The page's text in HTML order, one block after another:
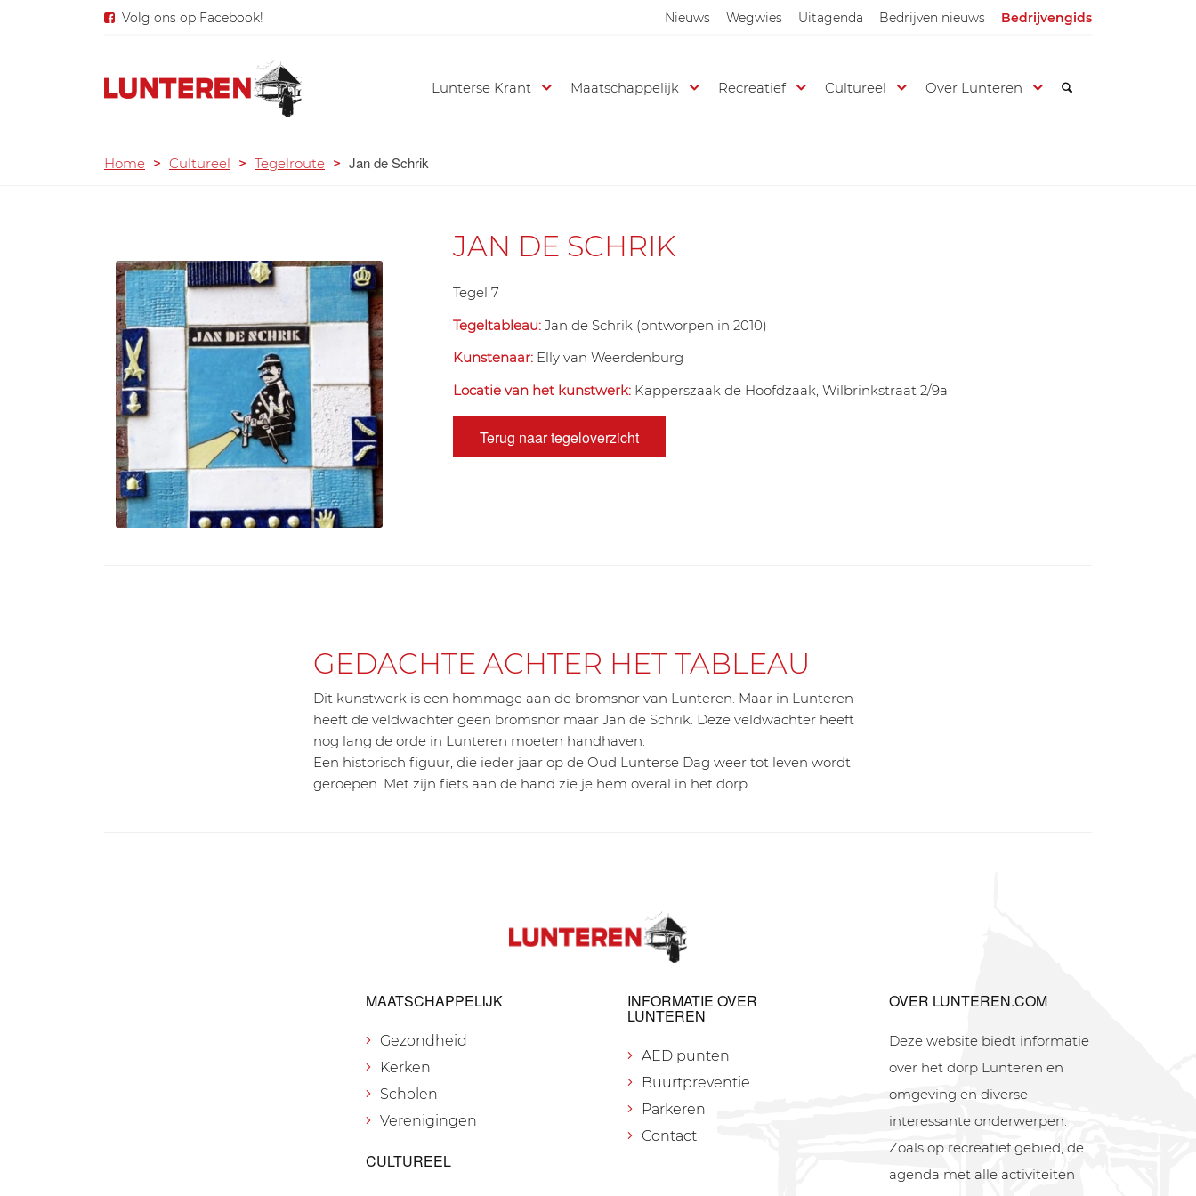
Nieuws Wegwies Uitagenda Bedrijven nieuws Bedrijvengids
Volg ons op Facebook!
Lunterse Krant Maatschappelijk Recreatief Cultureel Over Lunteren
Home > Cultureel > Tegelroute > Jan de Schrik
JAN DE SCHRIK
Tegel 7
Tegeltableau: Jan de Schrik (ontworpen in 2010)
Kunstenaar: Elly van Weerdenburg
Locatie van het kunstwerk: Kapperszaak de Hoofdzaak, Wilbrinkstraat 2/9a
Terug naar tegeloverzicht
GEDACHTE ACHTER HET TABLEAU
Dit kunstwerk is een hommage aan de bromsnor van Lunteren. Maar in Lunteren
heeft de veldwachter geen bromsnor maar Jan de Schrik. Deze veldwachter heeft
nog lang de orde in Lunteren moeten handhaven.
Een historisch figuur, die ieder jaar op de Oud Lunterse Dag weer tot leven wordt
geroepen. Met zijn fiets aan de hand zie je hem overal in het dorp.
MAATSCHAPPELIJK
Gezondheid
Kerken
Scholen
Verenigingen
CULTUREEL
INFORMATIE OVER
LUNTEREN
AED punten
Buurtpreventie
Parkeren
Contact
OVER LUNTEREN.COM
Deze website biedt informatie
over het dorp Lunteren en
omgeving en diverse
interessante onderwerpen.
Zoals op recreatief gebied, de
agenda met alle activiteiten